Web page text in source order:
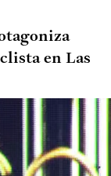
en Las